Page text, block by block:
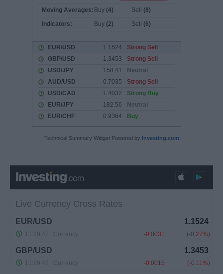
Technical Summary Widget Powered by Investing.com